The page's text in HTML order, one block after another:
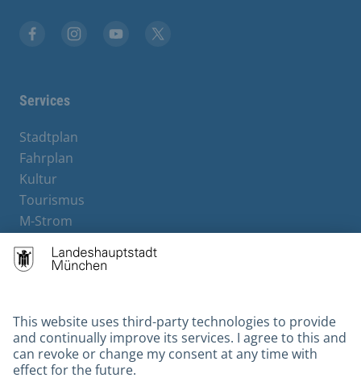
Services
Stadtplan
Fahrplan
Kultur
Tourismus
M-Strom
Hotels
Contact
Barrierefreiheit